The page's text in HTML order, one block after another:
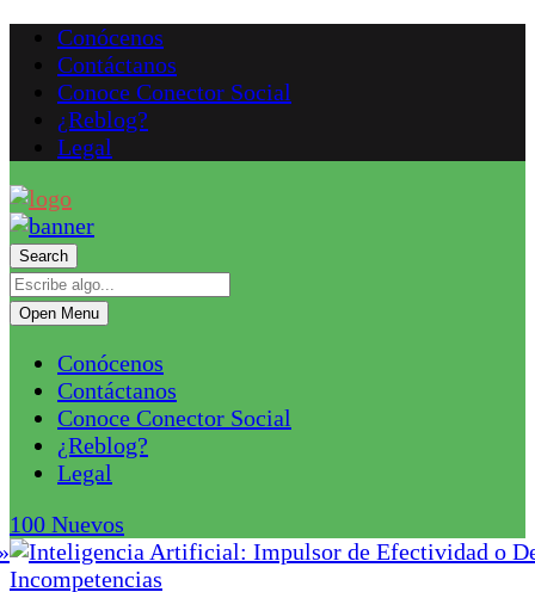
Conócenos
Contáctanos
Conoce Conector Social
¿Reblog?
Legal
Search
Open Menu
Conócenos
Contáctanos
Conoce Conector Social
¿Reblog?
Legal
100 Nuevos